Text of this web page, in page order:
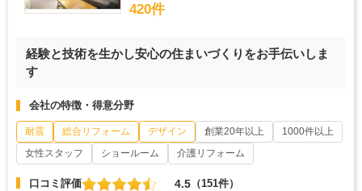
420件
経験と技術を生かし安心の住まいづくりをお手伝いしま
す
会社の特徴・得意分野
耐震 総合リフォーム デザイン 創業20年以上
1000件以上
女性スタッフ
ショールーム 介護リフォーム
口コミ評価 4.5 （151件）